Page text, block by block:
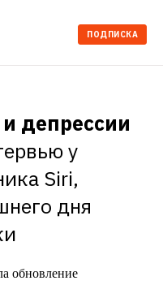
ПОДПИСКА
депрессии
у
Siri,
дня
обновление